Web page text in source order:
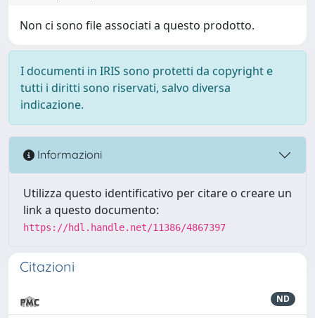
Non ci sono file associati a questo prodotto.
I documenti in IRIS sono protetti da copyright e
tutti i diritti sono riservati, salvo diversa
indicazione.
Informazioni
Utilizza questo identificativo per citare o creare un
link a questo documento:
https://hdl.handle.net/11386/4867397
Citazioni
ND